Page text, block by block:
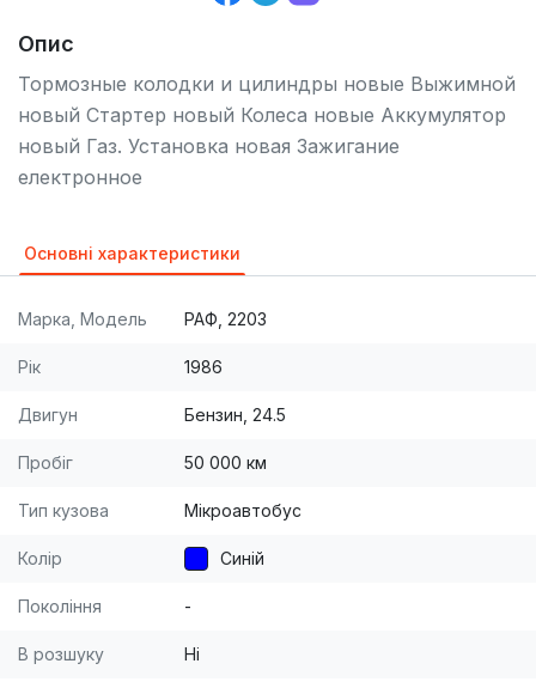
Опис
Тормозные колодки и цилиндры новые Выжимной
новый Стартер новый Колеса новые Аккумулятор
новый Газ. Установка новая Зажигание
електронное
Основні характеристики
Марка, Модель РАФ, 2203
Рік 1986
Двигун Бензин, 24.5
Пробіг 50 000 км
Тип кузова Мікроавтобус
Колір Синій
Покоління -
В розшуку Ні